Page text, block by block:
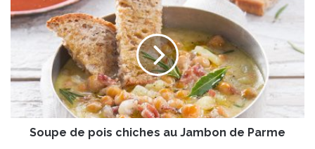
d
e
ë
o
u
d
p
Soupe de pois chiches au Jambon de Parme